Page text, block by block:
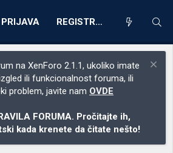
PRIJAVA REGISTRACIJA
na XenForo 2.1.1, ukoliko imate
ili funkcionalnost foruma, ili
problem, javite nam OVDE
FORUMA. Pročitajte ih,
kada krenete da čitate nešto!